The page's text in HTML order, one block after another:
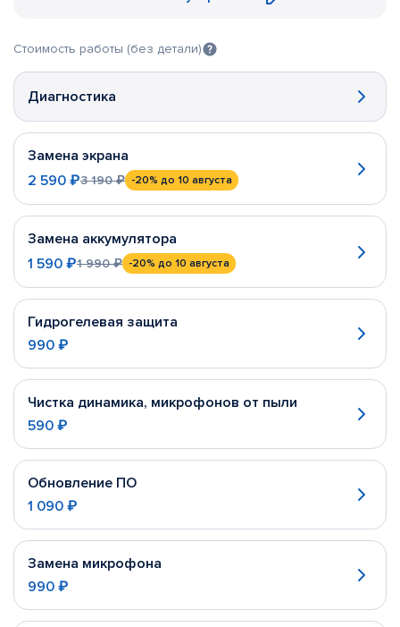
Стоимость работы (без детали)
Диагностика
Замена экрана
2 590 ₽3 190 ₽ -20% до 10 августа
Замена аккумулятора
1 590 ₽1 990 ₽ -20% до 10 августа
Гидрогелевая защита
990 ₽
Чистка динамика, микрофонов от пыли
590 ₽
Обновление ПО
1 090 ₽
Замена микрофона
990 ₽